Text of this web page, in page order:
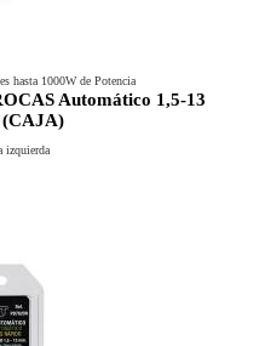
hasta 1000W de Potencia
Automático 1,5-13
(CAJA)
izquierda